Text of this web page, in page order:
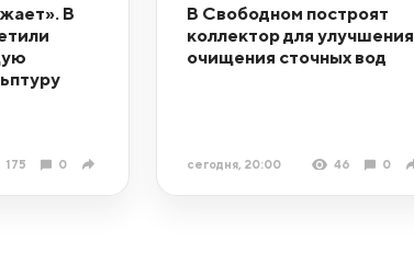
В
175 0
В Свободном построят
коллектор для улучшения
очищения сточных вод
сегодня, 20:00 46 0